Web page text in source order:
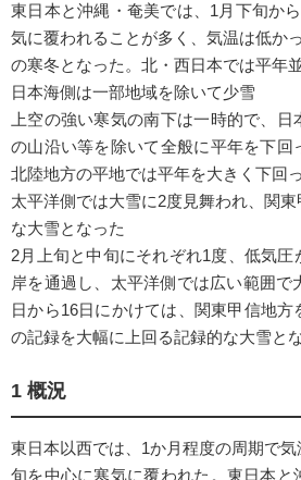
東日本と沖縄・奄美では、1月下旬か
気に覆われることが多く、気温は低か
の寒冬となった。北・西日本では平年並
日本海側は一部地域を除いて少雪
上空の強い寒気の南下は一時的で、
の山沿い等を除いて全般に平年を下回
北陸地方の平地では平年を大きく下回っ
太平洋側では大雪に2度見舞われ、関
な大雪となった
2月上旬と中旬にそれぞれ1度、低気
岸を通過し、太平洋側では広い範囲で
日から16日にかけては、関東甲信地
の記録を大幅に上回る記録的な大雪とな
1 概況
東日本以西では、1か月程度の周期で
旬を中心に寒気に覆われた。東日本と